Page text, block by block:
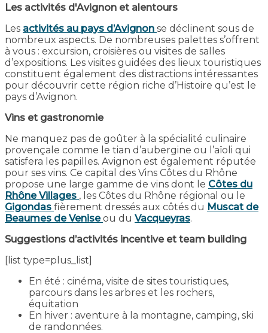
Les activités d'Avignon et alentours
Les activités au pays d’Avignon se déclinent sous de
nombreux aspects. De nombreuses palettes s’offrent
à vous : excursion, croisières ou visites de salles
d’expositions. Les visites guidées des lieux touristiques
constituent également des distractions intéressantes
pour découvrir cette région riche d’Histoire qu’est le
pays d’Avignon.
Vins et gastronomie
Ne manquez pas de goûter à la spécialité culinaire
provençale comme le tian d’aubergine ou l’aïoli qui
satisfera les papilles. Avignon est également réputée
pour ses vins. Ce capital des Vins Côtes du Rhône
propose une large gamme de vins dont le Côtes du
Rhône Villages , les Côtes du Rhône régional ou le
Gigondas fièrement dressés aux côtés du Muscat de
Beaumes de Veniseou du Vacqueyras.
Suggestions d’activités incentive et team building
[list type=plus_list]
En été : cinéma, visite de sites touristiques,
parcours dans les arbres et les rochers,
équitation
En hiver : aventure à la montagne, camping, ski
de randonnées.